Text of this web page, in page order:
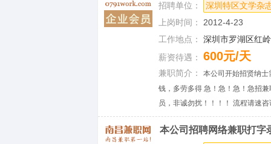
招聘单位：
深圳特区文学杂
上岗时间： 2012-4-23
工作地点： 深圳市罗湖区红
薪资待遇： 600元/天
兼职简介： 本公司开始招贤纳
钱，多劳多得 急！急！急！急招
员，非诚勿扰！！！！ 流程请速
本公司招聘网络兼职打字